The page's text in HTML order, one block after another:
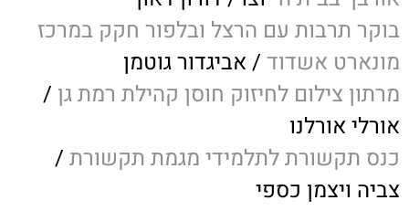
בוקר תרבות עם הרצל ובלפור חקק במרכז
מונארט אשדוד / אביגדור גוטמן
מרתון צילום לחיזוק חוסן קהילת רמת גן /
אורלי אורלנו
כנס תקשורת לתלמידי מגמת תקשורת /
צביה ויצמן כספי